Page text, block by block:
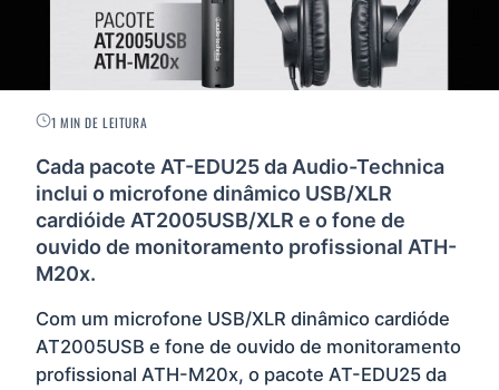
1 MIN DE LEITURA
Cada pacote AT-EDU25 da Audio-Technica
inclui o microfone dinâmico USB/XLR
cardióide AT2005USB/XLR e o fone de
ouvido de monitoramento profissional ATH-
M20x.
Com um microfone USB/XLR dinâmico cardióde
AT2005USB e fone de ouvido de monitoramento
profissional ATH-M20x, o pacote AT-EDU25 da